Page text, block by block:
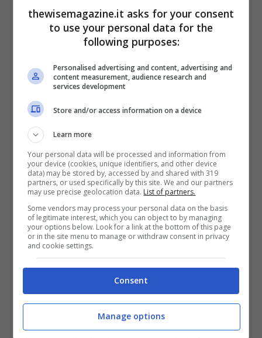
cosa indica la tua preferenza – Thewisemagazine.it
Se invece è scelto l’acetovuol dire che sei
una persona paziente e riflessiva. La
serietà per te è tutto e ti piace seminare
per poi raccogliere i frutti del lavoro anche
una persona che ama fare calcoli e
analizzare tutto nei minimi dettagli, per
questo quando subisci un torto tendi a
legarti al dito la situazione e rinfacciarla
anche quando chi ti ha deluso non ricorda
più cos’è successo. Sei testardo e
difficilmente riesci a cambiare le tue idee.
Interessante questo test della personalità,
non trovi? Noi di thewisemagazine.it
quotidianamente pubblichiamo contenuti
thewisemagazine.it asks for your consent
to use your personal data for the
following purposes:
Personalised advertising and content, advertising and
content measurement, audience research and
services development
Store and/or access information on a device
Learn more
Your personal data will be processed and information from
your device (cookies, unique identifiers, and other device
data) may be stored by, accessed by and shared with 319
partners, or used specifically by this site. We and our partners
may use precise geolocation data. List of partners.
Some vendors may process your personal data on the basis
of legitimate interest, which you can object to by managing
your options below. Look for a link at the bottom of this page
or in the site menu to manage or withdraw consent in privacy
and cookie settings.
Consent
Manage options